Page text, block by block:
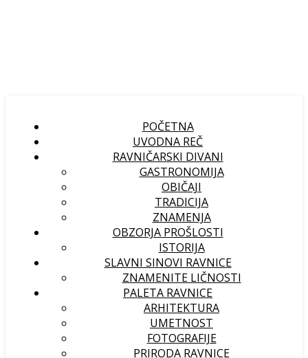
POČETNA
UVODNA REČ
RAVNIČARSKI DIVANI
GASTRONOMIJA
OBIČAJI
TRADICIJA
ZNAMENJA
OBZORJA PROŠLOSTI
ISTORIJA
SLAVNI SINOVI RAVNICE
ZNAMENITE LIČNOSTI
PALETA RAVNICE
ARHITEKTURA
UMETNOST
FOTOGRAFIJE
PRIRODA RAVNICE